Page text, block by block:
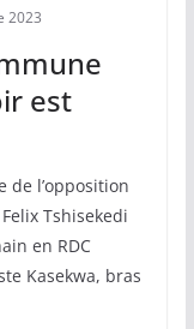
2023
est
de l’opposition
Tshisekedi
en RDC
Kasekwa, bras